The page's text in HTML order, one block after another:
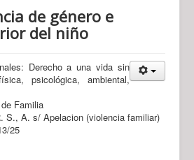
de género e
del niño
Derecho a una vida sin
psicológica, ambiental,
Familia
S., A. s/ Apelacion (violencia familiar)
25